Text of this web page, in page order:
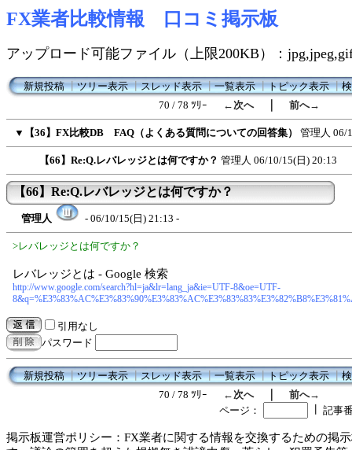
FX業者比較情報 口コミ掲示板
アップロード可能ファイル（上限200KB）：
新規投稿┃ツリー表示┃スレッド表示┃一覧表示┃トピック表示┃
70 / 78 ﾂﾘｰ
←次へ｜ 前へ→
▼ 【36】FX比較DB FAQ（よくある質問についての回答集） 管理人 06/
【66】Re:Q.レバレッジとは何ですか？ 管理人 06/10/15(日) 20:13
【66】Re:Q.レバレッジとは何ですか？
管理人 - 06/10/15(日) 21:13 -
>レバレッジとは何ですか？
レバレッジとは - Google 検索
http://www.google.com/search?hl=ja&lr=lang_ja&ie=UTF-8&oe=UTF-
引用なし
パスワード
新規投稿┃ツリー表示┃スレッド表示┃一覧表示┃トピック表示┃
70 / 78 ﾂﾘｰ
←次へ｜ 前へ→
ページ：
記事
掲示板運営ポリシー：FX業者に関する情報を交換するための掲